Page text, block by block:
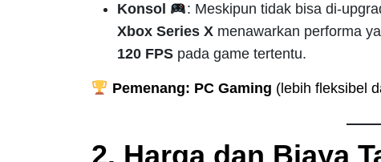
Konsol
: Meskipun tidak bisa di-
Xbox Series X menawarkan performa
120 FPS pada game tertentu.
Pemenang: PC Gaming (lebih fleksibel
2. Harga dan Biaya